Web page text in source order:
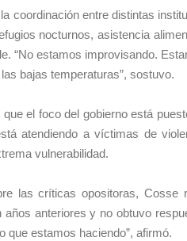
coordinación entre distintas
nocturnos, asistencia
“No estamos improvisando.
bajas temperaturas”, sostuvo.
que el foco del gobierno está
atendiendo a víctimas de
vulnerabilidad.
las críticas opositoras, Cosse
años anteriores y no obtuvo
que estamos haciendo”, afirmó.